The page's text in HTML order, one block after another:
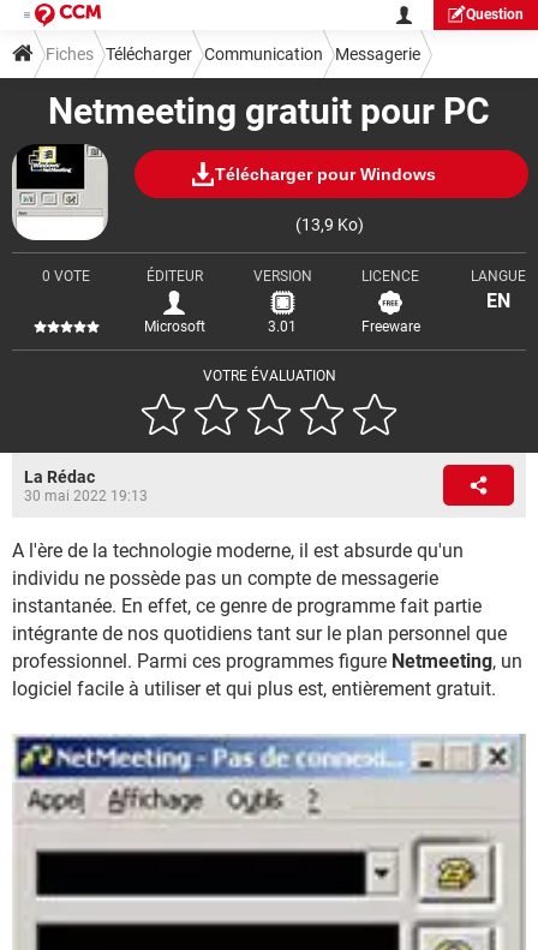
Question
Netmeeting gratuit pour PC
Télécharger pour Windows
(13,9 Ko)
VOTRE ÉVALUATION
0 VOTE ÉDITEUR
Microsoft
VERSION
3.01
LICENCE
Freeware
LANGUE
EN
Fiches Télécharger Communication Messagerie
La Rédac
30 mai 2022 19:13
A l'ère de la technologie moderne, il est absurde qu'un
individu ne possède pas un compte de messagerie
instantanée. En effet, ce genre de programme fait partie
intégrante de nos quotidiens tant sur le plan personnel que
professionnel. Parmi ces programmes figure Netmeeting, un
logiciel facile à utiliser et qui plus est, entièrement gratuit.